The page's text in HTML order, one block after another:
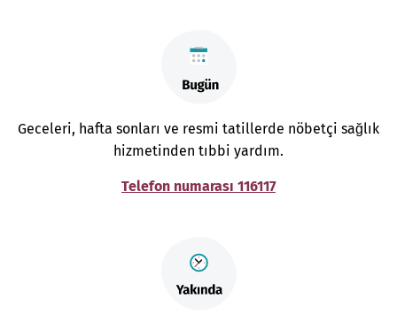
Geceleri, hafta sonları ve resmi tatillerde nöbetçi sağlık
hizmetinden tıbbi yardım.
Telefon numarası 116117